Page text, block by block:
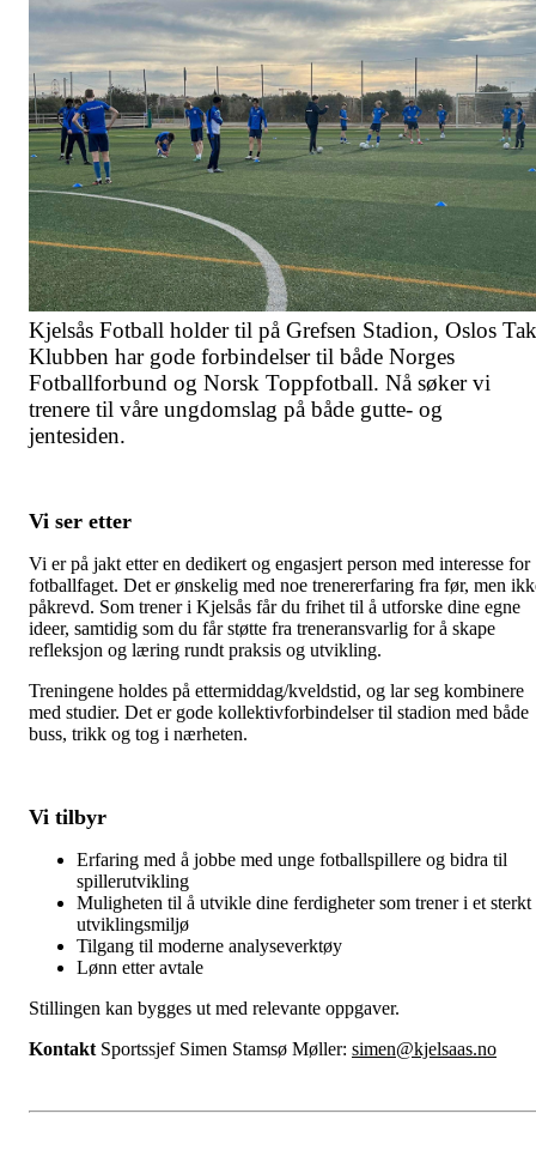
Kjelsås Fotball holder til på Grefsen Stadion, Oslos
Klubben har gode forbindelser til både Norges
Fotballforbund og Norsk Toppfotball. Nå søker vi
trenere til våre ungdomslag på både gutte- og
jentesiden.
Vi ser etter
Vi er på jakt etter en dedikert og engasjert person med interesse for
fotballfaget. Det er ønskelig med noe trenererfaring fra før, men
påkrevd. Som trener i Kjelsås får du frihet til å utforske dine egne
ideer, samtidig som du får støtte fra treneransvarlig for å skape
refleksjon og læring rundt praksis og utvikling.
Treningene holdes på ettermiddag/kveldstid, og lar seg kombinere
med studier. Det er gode kollektivforbindelser til stadion med både
buss, trikk og tog i nærheten.
Vi tilbyr
Erfaring med å jobbe med unge fotballspillere og bidra til
spillerutvikling
Muligheten til å utvikle dine ferdigheter som trener i et sterkt
utviklingsmiljø
Tilgang til moderne analyseverktøy
Lønn etter avtale
Stillingen kan bygges ut med relevante oppgaver.
Kontakt Sportssjef Simen Stamsø Møller: simen@kjelsaas.no